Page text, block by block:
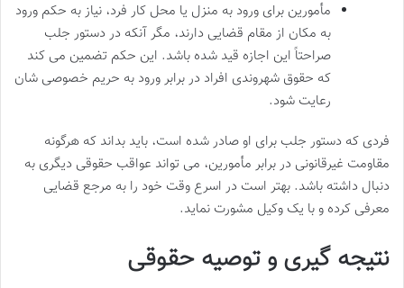
مأمورین برای ورود به منزل یا محل کار فرد، نیاز به حکم ورود
به مکان از مقام قضایی دارند، مگر آنکه در دستور جلب
صراحتاً این اجازه قید شده باشد. این حکم تضمین می کند
که حقوق شهروندی افراد در برابر ورود به حریم خصوصی شان
رعایت شود.
فردی که دستور جلب برای او صادر شده است، باید بداند که هرگونه
مقاومت غیرقانونی در برابر مأمورین، می تواند عواقب حقوقی دیگری به
دنبال داشته باشد. بهتر است در اسرع وقت خود را به مرجع قضایی
معرفی کرده و با یک وکیل مشورت نماید.
نتیجه گیری و توصیه حقوقی